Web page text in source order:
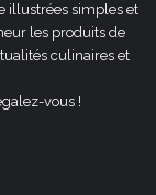
illustrées simples et
les produits de
culinaires et
vous !